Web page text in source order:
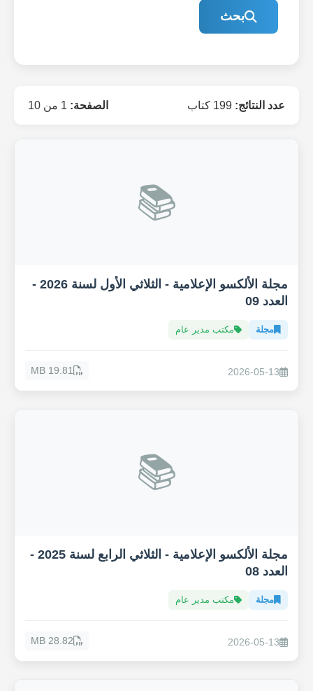
بحث
عدد النتائج: الصفحة:
📚
مجلة الألكسو الإعلامية - الثلاثي الأول لسنة 2026 -
العدد 09
مجلة مكتب مدير عام
2026-05-13
19.81 MB
📚
مجلة الألكسو الإعلامية - الثلاثي الرابع لسنة 2025 -
العدد 08
مجلة مكتب مدير عام
2026-05-13
28.82 MB